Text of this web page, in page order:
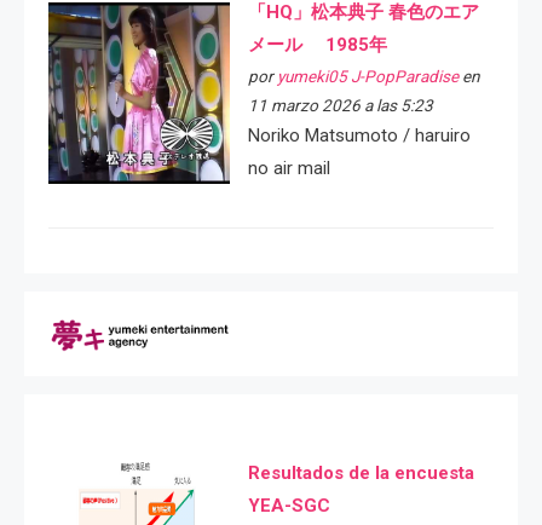
「HQ」松本典子 春色のエア
メール 1985年
por yumeki05 J-PopParadiseen
11 marzo 2026 a las 5:23
Noriko Matsumoto / haruiro
no air mail
Resultados de la encuesta
YEA-SGC